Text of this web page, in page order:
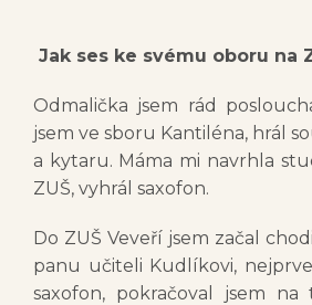
Jak ses ke svému oboru na
Odmalička jsem rád
jsem ve sboru Kantiléna, hrál
a kytaru. Máma mi navrhla
ZUŠ, vyhrál saxofon.
Do ZUŠ Veveří jsem začal
panu učiteli Kudlíkovi,
saxofon, pokračoval jsem